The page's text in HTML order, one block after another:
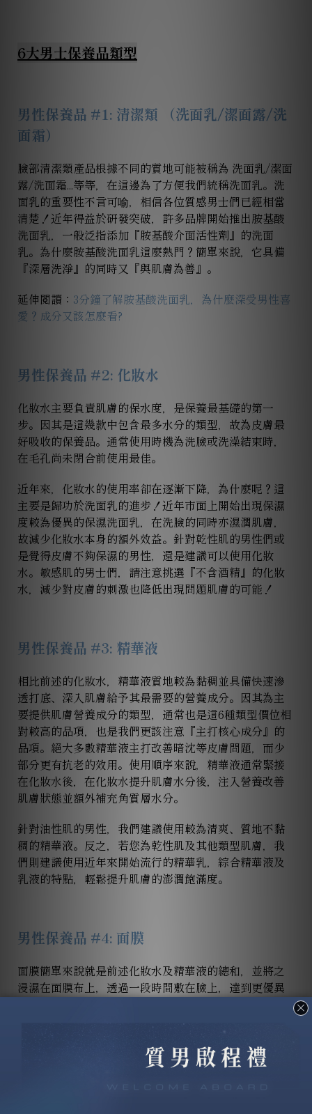
6大男士保養品類型
男性保養品 #1: 清潔類 （洗面乳/潔面露/洗
面霜）
臉部清潔類產品根據不同的質地可能被稱為 洗面乳/潔面
露/洗面霜...等等，在這邊為了方便我們統稱洗面乳。洗
面乳的重要性不言可喻，相信各位質感男士們已經相當
清楚！近年得益於研發突破，許多品牌開始推出胺基酸
洗面乳，一般泛指添加『胺基酸介面活性劑』的洗面
乳。為什麼胺基酸洗面乳這麼熱門？簡單來說，它具備
『深層洗淨』的同時又『與肌膚為善』。
延伸閱讀： 3分鐘了解胺基酸洗面乳，為什麼深受男性喜
愛？成分又該怎麼看?
男性保養品 #2: 化妝水
化妝水主要負責肌膚的保水度，是保養最基礎的第一
步。因其是這幾款中包含最多水分的類型，故為皮膚最
好吸收的保養品。通常使用時機為洗臉或洗澡結束時，
在毛孔尚未閉合前使用最佳。
近年來，化妝水的使用率卻在逐漸下降，為什麼呢？這
主要是歸功於洗面乳的進步！近年市面上開始出現保濕
度較為優異的保濕洗面乳，在洗臉的同時亦濕潤肌膚，
故減少化妝水本身的額外效益。針對乾性肌的男性們或
是覺得皮膚不夠保濕的男性，還是建議可以使用化妝
水。敏感肌的男士們，請注意挑選『不含酒精』的化妝
水，減少對皮膚的刺激也降低出現問題肌膚的可能！
男性保養品 #3: 精華液
相比前述的化妝水，精華液質地較為黏稠並具備快速滲
透打底、深入肌膚給予其最需要的營養成分。因其為主
要提供肌膚營養成分的類型，通常也是這6種類型價位相
對較高的品項，也是我們更該注意『主打核心成分』的
品項。絕大多數精華液主打改善暗沈等皮膚問題，而少
部分更有抗老的效用。使用順序來說，精華液通常緊接
在化妝水後，在化妝水提升肌膚水分後，注入營養改善
肌膚狀態並額外補充角質層水分。
針對油性肌的男性，我們建議使用較為清爽、質地不黏
稠的精華液。反之，若您為乾性肌及其他類型肌膚，我
們則建議使用近年來開始流行的精華乳，綜合精華液及
乳液的特點，輕鬆提升肌膚的澎潤飽滿度。
男性保養品 #4: 面膜
面膜簡單來說就是前述化妝水及精華液的總和，並將之
浸濕在面膜布上，透過一段時間敷在臉上，達到更優異
垢和去除多餘的老廢角質，特別適合油性肌膚的男生，
建議每週使用一次。保濕面膜則更為強調營養的提供，
是濃縮的肌膚營養保養品。使用保濕面膜時，可以替代
平常的護膚步驟，一般建議2-3天即可使用一次。因其含